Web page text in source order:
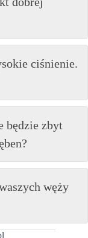
ciśnienie.
będzie zbyt
węży